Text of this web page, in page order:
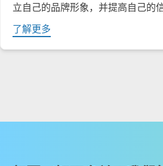
立自己的品牌形象，并提高自己的信
了解更多